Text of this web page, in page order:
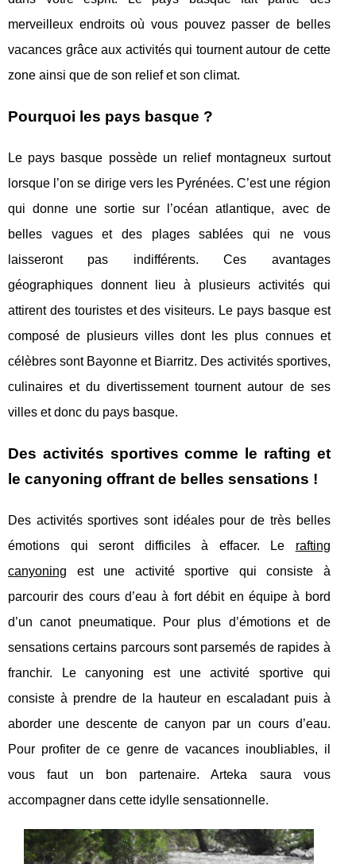
merveilleux endroits où vous pouvez passer de belles
vacances grâce aux activités qui tournent autour de cette
zone ainsi que de son relief et son climat.
Pourquoi les pays basque ?
Le pays basque possède un relief montagneux surtout
lorsque l’on se dirige vers les Pyrénées. C’est une région
qui donne une sortie sur l’océan atlantique, avec de
belles vagues et des plages sablées qui ne vous
laisseront pas indifférents. Ces avantages
géographiques donnent lieu à plusieurs activités qui
attirent des touristes et des visiteurs. Le pays basque est
composé de plusieurs villes dont les plus connues et
célèbres sont Bayonne et Biarritz. Des activités sportives,
culinaires et du divertissement tournent autour de ses
villes et donc du pays basque.
Des activités sportives comme le rafting et
le canyoning offrant de belles sensations !
Des activités sportives sont idéales pour de très belles
émotions qui seront difficiles à effacer. Le rafting
canyoning est une activité sportive qui consiste à
parcourir des cours d’eau à fort débit en équipe à bord
d’un canot pneumatique. Pour plus d’émotions et de
sensations certains parcours sont parsemés de rapides à
franchir. Le canyoning est une activité sportive qui
consiste à prendre de la hauteur en escaladant puis à
aborder une descente de canyon par un cours d’eau.
Pour profiter de ce genre de vacances inoubliables, il
vous faut un bon partenaire. Arteka saura vous
accompagner dans cette idylle sensationnelle.